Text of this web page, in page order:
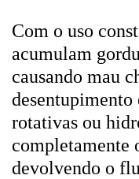
Com o uso
acumulam
causando mau
rotativas ou
completamente
devolvendo o